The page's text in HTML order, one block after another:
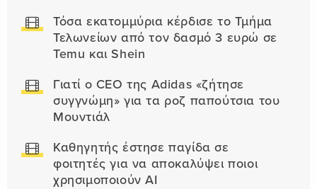
Τόσα εκατομμύρια κέρδισε το Τμήμα
Τελωνείων από τον δασμό 3 ευρώ σε
Temu και Shein
Γιατί ο CEO της Adidas «ζήτησε
συγγνώμη» για τα ροζ παπούτσια του
Μουντιάλ
Καθηγητής έστησε παγίδα σε
φοιτητές για να αποκαλύψει ποιοι
χρησιμοποιούν AI